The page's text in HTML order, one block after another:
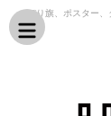
のぼり旗、ポスター
プレイ